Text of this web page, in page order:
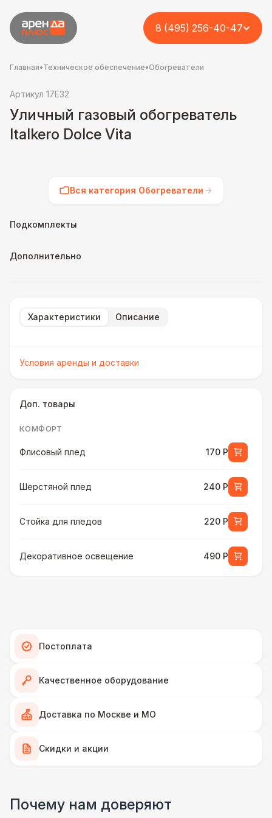
8 (495) 256-40-47
Главная•Техническое обеспечение•Обогреватели
Артикул 17E32
Уличный газовый обогреватель
Italkero Dolce Vita
Вся категория Обогреватели
Подкомплекты
Дополнительно
Характеристики Описание
Условия аренды и доставки
Доп. товары
КОМФОРТ
Флисовый плед 170 Р
Шерстяной плед 240 Р
Стойка для пледов 220 Р
Декоративное освещение 490 Р
Грузчики
Тех. спец.
Постоплата
Качественное оборудование
Доставка по Москве и МО
Скидки и акции
Почему нам доверяют